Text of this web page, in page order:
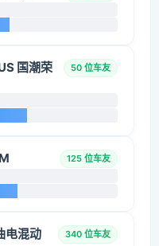
国潮荣
50 位车友
125 位车友
电混动
340 位车友